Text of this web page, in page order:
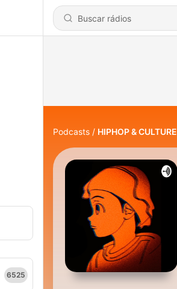
6525
Podcasts HIPHOP & CULTURE